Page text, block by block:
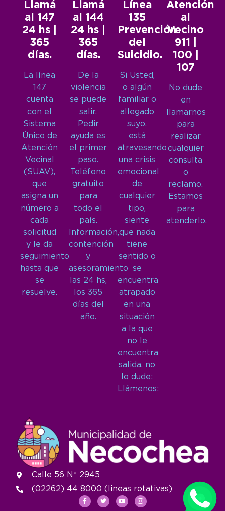
Llamá
al 147
24 hs |
365
días.
La línea
147
cuenta
con el
Sistema
Único de
Atención
Vecinal
(SUAV),
que
asigna un
número a
cada
solicitud
y le da
seguimiento
hasta que
se
resuelve.
Llamá
al 144
24 hs |
365
días.
De la
violencia
se puede
salir.
Pedir
ayuda es
el primer
paso.
Teléfono
gratuito
para
todo el
país.
Información,
contención
y
asesoramiento
las 24 hs,
los 365
días del
año.
Línea
135
Prevención
del
Suicidio.
Si Usted,
o algún
familiar o
allegado
suyo,
está
atravesando
una crisis
emocional
de
cualquier
tipo,
siente
que nada
tiene
sentido o
se
encuentra
atrapado
en una
situación
a la que
no le
encuentra
salida, no
lo dude:
Llámenos:
Atención
al
Vecino
911 |
100 |
107
No dude
en
llamarnos
para
realizar
cualquier
consulta
o
reclamo.
Estamos
para
atenderlo.
Calle 56 Nº 2945
(02262) 44 8000 (lineas rotativas)